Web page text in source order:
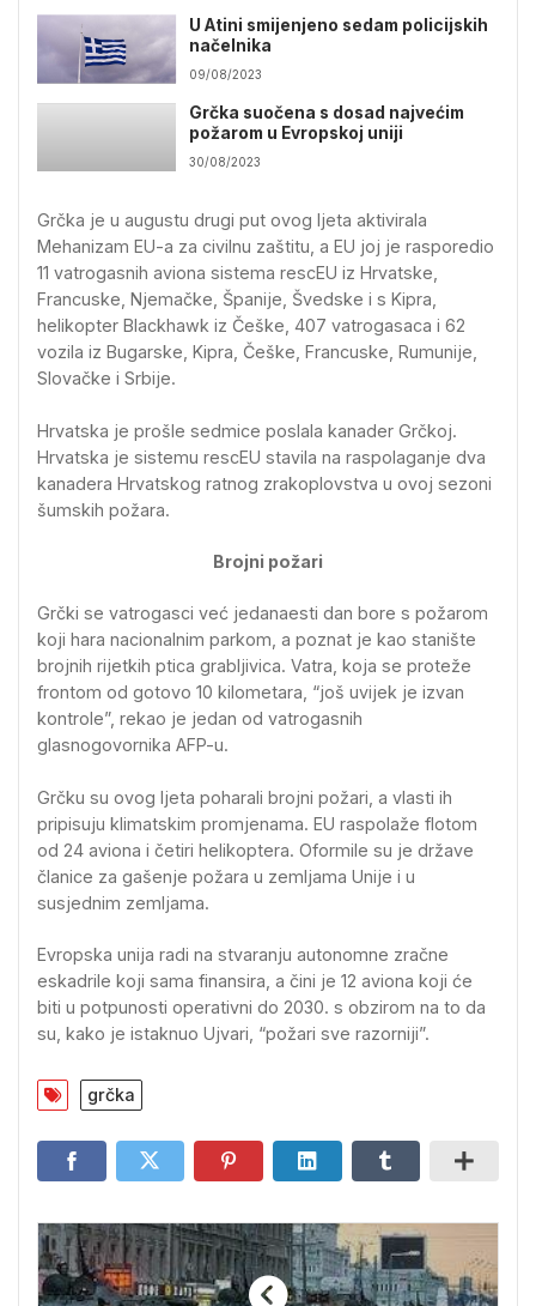
U Atini smijenjeno sedam policijskih
načelnika
09/08/2023
Grčka suočena s dosad najvećim
požarom u Evropskoj uniji
30/08/2023
Grčka je u augustu drugi put ovog ljeta aktivirala
Mehanizam EU-a za civilnu zaštitu, a EU joj je rasporedio
11 vatrogasnih aviona sistema rescEU iz Hrvatske,
Francuske, Njemačke, Španije, Švedske i s Kipra,
helikopter Blackhawk iz Češke, 407 vatrogasaca i 62
vozila iz Bugarske, Kipra, Češke, Francuske, Rumunije,
Slovačke i Srbije.
Hrvatska je prošle sedmice poslala kanader Grčkoj.
Hrvatska je sistemu rescEU stavila na raspolaganje dva
kanadera Hrvatskog ratnog zrakoplovstva u ovoj sezoni
šumskih požara.
Brojni požari
Grčki se vatrogasci već jedanaesti dan bore s požarom
koji hara nacionalnim parkom, a poznat je kao stanište
brojnih rijetkih ptica grabljivica. Vatra, koja se proteže
frontom od gotovo 10 kilometara, “još uvijek je izvan
kontrole”, rekao je jedan od vatrogasnih
glasnogovornika AFP-u.
Grčku su ovog ljeta poharali brojni požari, a vlasti ih
pripisuju klimatskim promjenama. EU raspolaže flotom
od 24 aviona i četiri helikoptera. Oformile su je države
članice za gašenje požara u zemljama Unije i u
susjednim zemljama.
Evropska unija radi na stvaranju autonomne zračne
eskadrile koji sama finansira, a čini je 12 aviona koji će
biti u potpunosti operativni do 2030. s obzirom na to da
su, kako je istaknuo Ujvari, “požari sve razorniji”.
grčka